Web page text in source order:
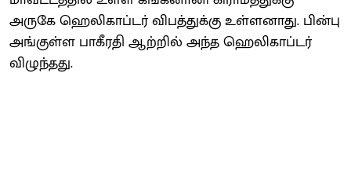
அருகே ஹெலிகாப்டர் விபத்துக்கு உள்ளனாது. பின்பு
அங்குள்ள பாகீரதி ஆற்றில் அந்த ஹெலிகாப்டர்
விழுந்தது.